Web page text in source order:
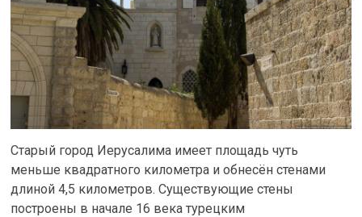
Старый город Иерусалима имеет площадь чуть
меньше квадратного километра и обнесён стенами
длиной 4,5 километров. Существующие стены
построены в начале 16 века турецким